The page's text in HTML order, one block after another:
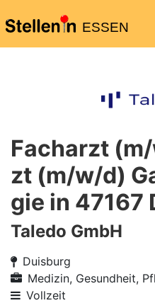
ESSEN
Facharzt
zt (m/w/d)
gie in 47167
Taledo GmbH
Duisburg
Medizin, Gesundheit,
Vollzeit